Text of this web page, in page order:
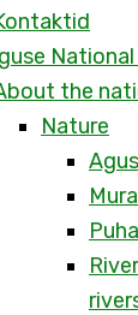
National
the
Nature